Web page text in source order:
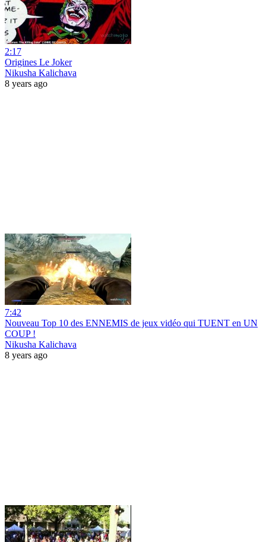
2:17
Origines Le Joker
Nikusha Kalichava
8 years ago
7:42
Nouveau Top 10 des ENNEMIS de jeux vidéo qui TUENT en UN
COUP !
Nikusha Kalichava
8 years ago